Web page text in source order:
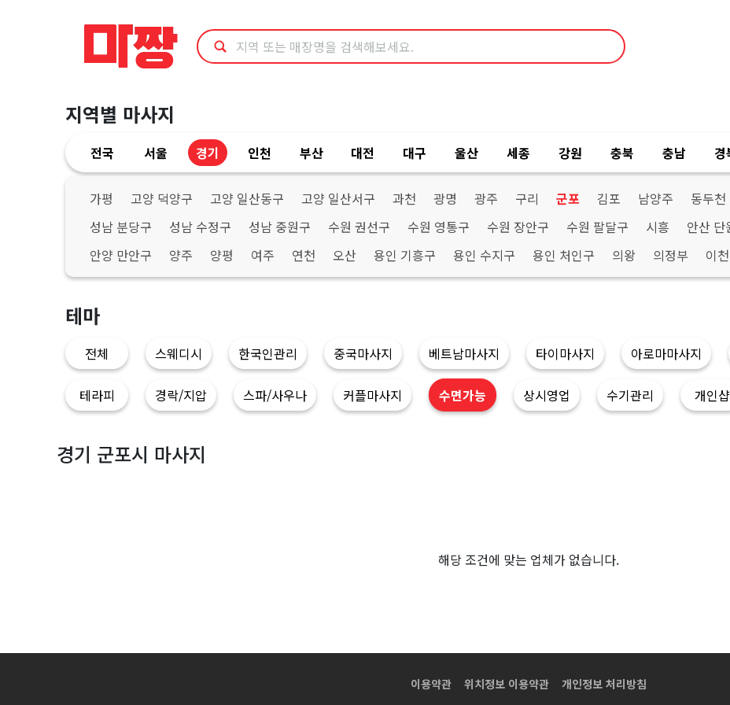
지역별 마사지
전국 서울 경기 인천 부산 대전 대구 울산 세종 강원 충북 충남 경
가평 고양 덕양구 고양 일산동구 고양 일산서구 과천 광명 광주 구리 군포 김포 남양주 동두천
성남 분당구
성남 수정구 성남 중원구 수원 권선구 수원 영통구 수원 장안구 수원 팔달구 시흥 안산 단
안양 만안구
양주 양평 여주 연천 오산 용인 기흥구 용인 수지구 용인 처인구 의왕 의정부 이천
테마
전체 스웨디시 한국인관리 중국마사지 베트남마사지 타이마사지 아로마마사지
테라피 경락/지압 스파/사우나 커플마사지 수면가능 상시영업 수기관리 개인샵
경기 군포시 마사지
해당 조건에 맞는 업체가 없습니다.
이용약관 위치정보 이용약관 개인정보 처리방침